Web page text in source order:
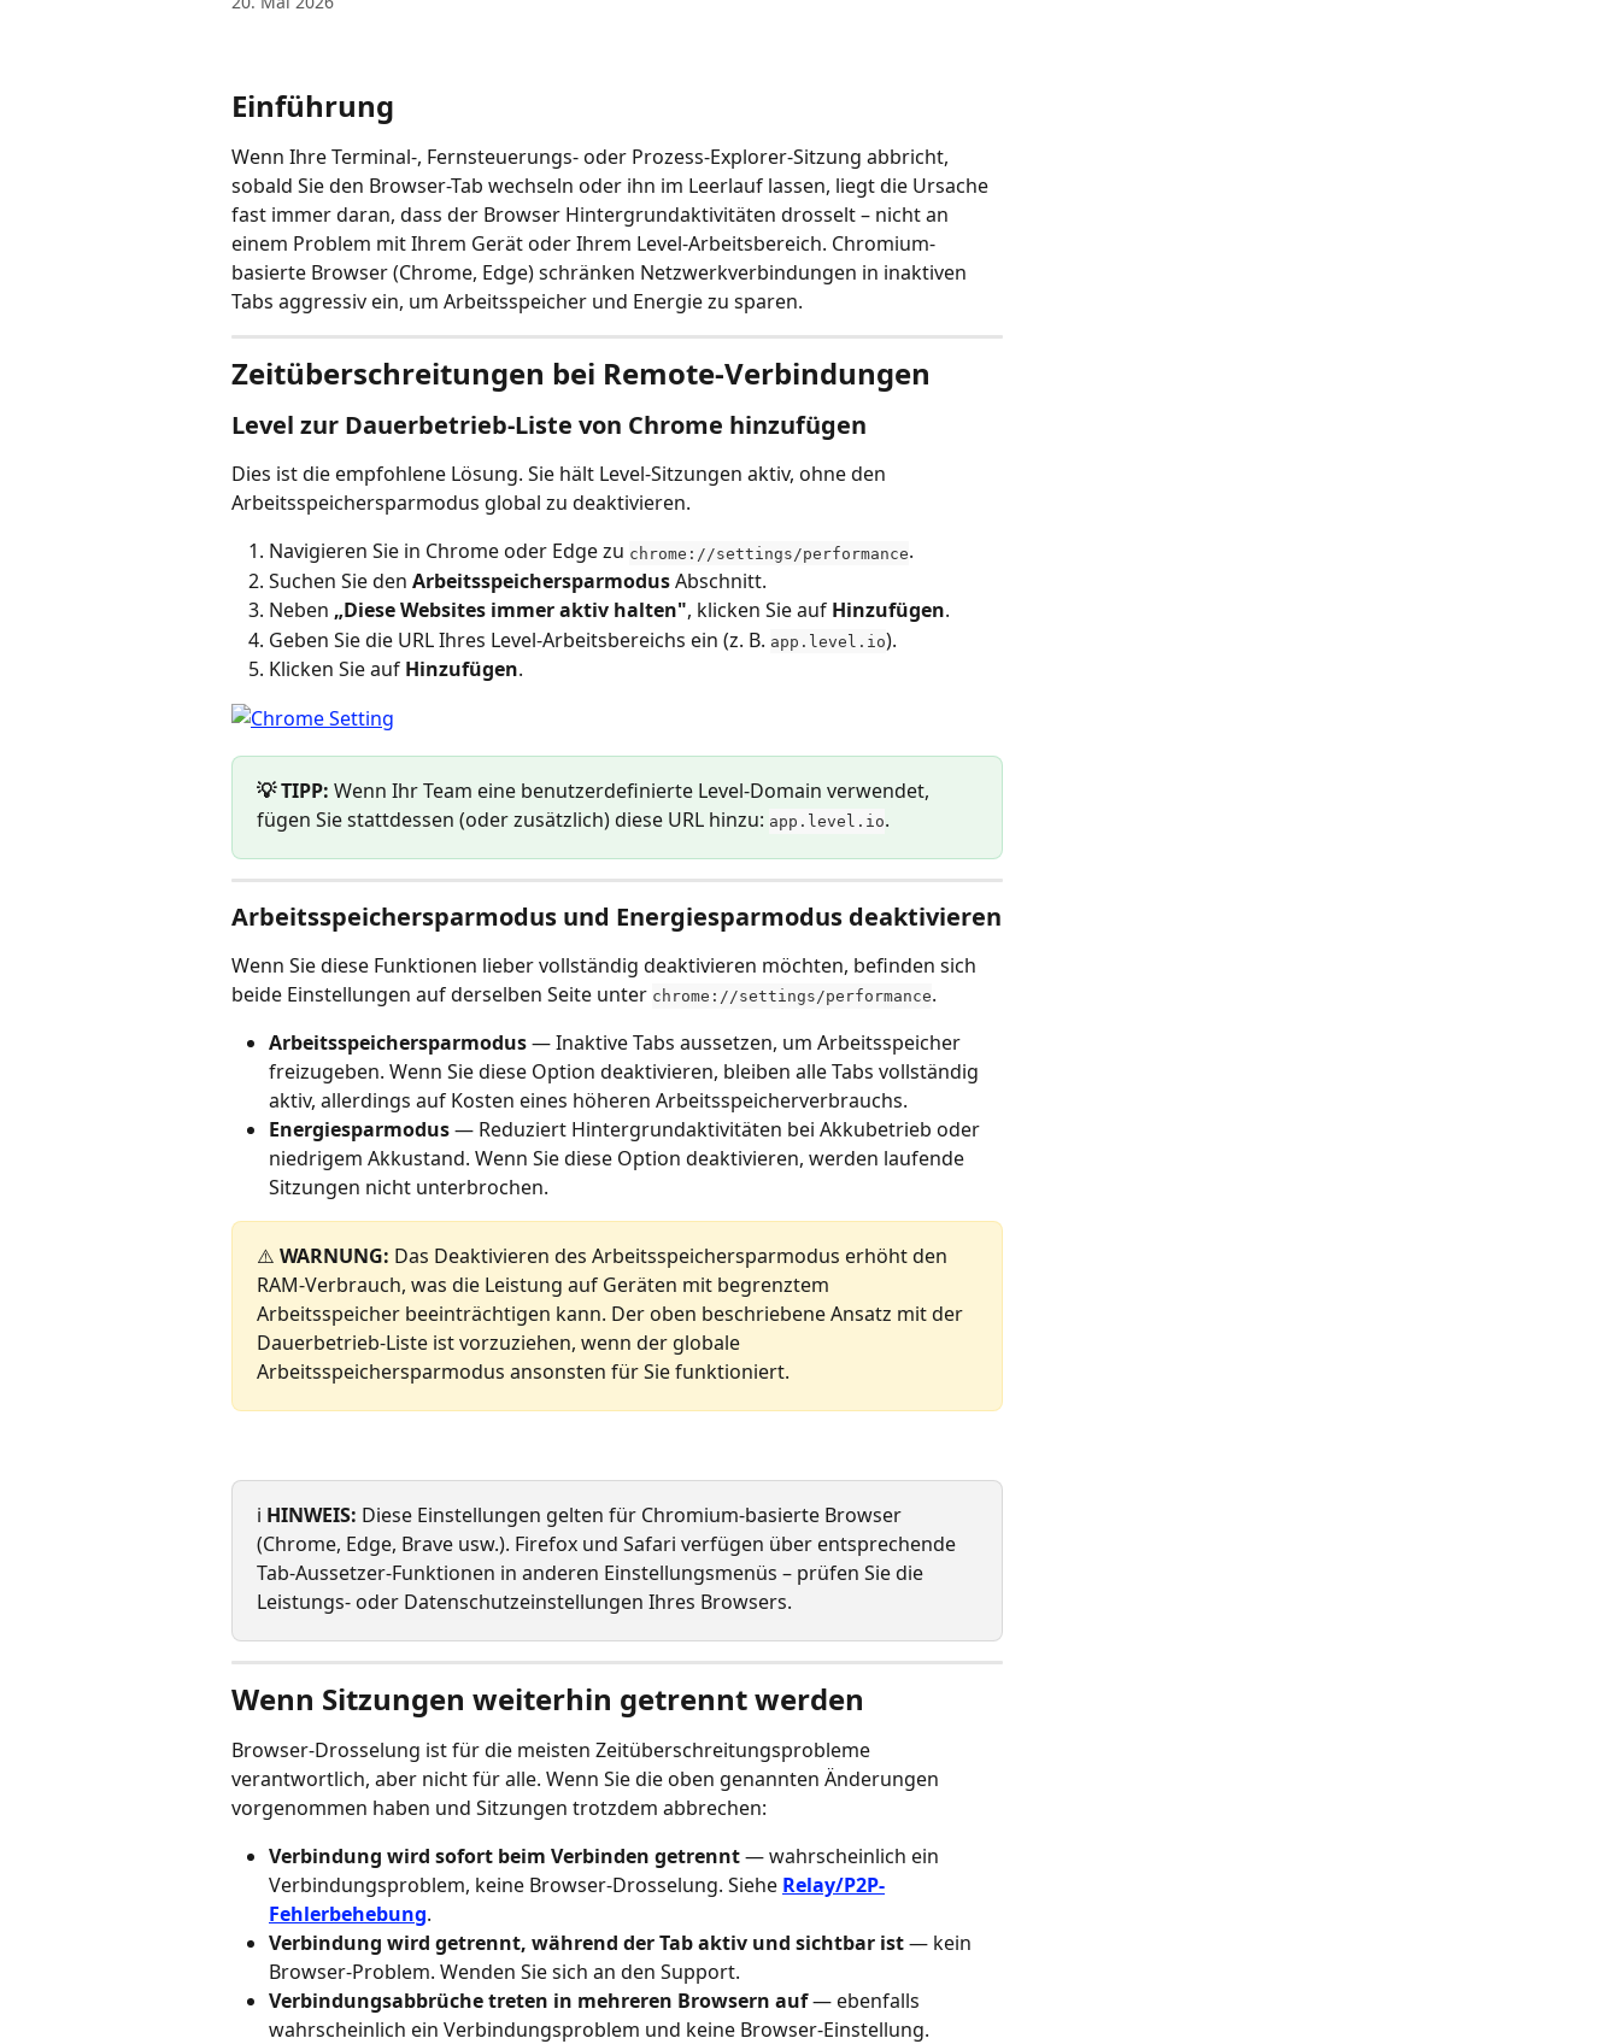
Einführung
Wenn Ihre Terminal-, Fernsteuerungs- oder Prozess-Explorer-Sitzung abbricht,
sobald Sie den Browser-Tab wechseln oder ihn im Leerlauf lassen, liegt die Ursache
fast immer daran, dass der Browser Hintergrundaktivitäten drosselt – nicht an
einem Problem mit Ihrem Gerät oder Ihrem Level-Arbeitsbereich. Chromium-
basierte Browser (Chrome, Edge) schränken Netzwerkverbindungen in inaktiven
Tabs aggressiv ein, um Arbeitsspeicher und Energie zu sparen.
Zeitüberschreitungen bei Remote-Verbindungen
Level zur Dauerbetrieb-Liste von Chrome hinzufügen
Dies ist die empfohlene Lösung. Sie hält Level-Sitzungen aktiv, ohne den
Arbeitsspeichersparmodus global zu deaktivieren.
Navigieren Sie in Chrome oder Edge zu chrome://settings/performance.
Suchen Sie den Arbeitsspeichersparmodus Abschnitt.
Neben „Diese Websites immer aktiv halten", klicken Sie auf Hinzufügen.
Geben Sie die URL Ihres Level-Arbeitsbereichs ein (z. B. app.level.io).
Klicken Sie auf Hinzufügen.
💡 TIPP: Wenn Ihr Team eine benutzerdefinierte Level-Domain verwendet,
fügen Sie stattdessen (oder zusätzlich) diese URL hinzu: app.level.io.
Arbeitsspeichersparmodus und Energiesparmodus deaktivieren
Wenn Sie diese Funktionen lieber vollständig deaktivieren möchten, befinden sich
beide Einstellungen auf derselben Seite unter chrome://settings/performance.
Arbeitsspeichersparmodus — Inaktive Tabs aussetzen, um Arbeitsspeicher
freizugeben. Wenn Sie diese Option deaktivieren, bleiben alle Tabs vollständig
aktiv, allerdings auf Kosten eines höheren Arbeitsspeicherverbrauchs.
Energiesparmodus — Reduziert Hintergrundaktivitäten bei Akkubetrieb oder
niedrigem Akkustand. Wenn Sie diese Option deaktivieren, werden laufende
Sitzungen nicht unterbrochen.
⚠️ WARNUNG: Das Deaktivieren des Arbeitsspeichersparmodus erhöht den
RAM-Verbrauch, was die Leistung auf Geräten mit begrenztem
Arbeitsspeicher beeinträchtigen kann. Der oben beschriebene Ansatz mit der
Dauerbetrieb-Liste ist vorzuziehen, wenn der globale
Arbeitsspeichersparmodus ansonsten für Sie funktioniert.
ℹ️ HINWEIS: Diese Einstellungen gelten für Chromium-basierte Browser
(Chrome, Edge, Brave usw.). Firefox und Safari verfügen über entsprechende
Tab-Aussetzer-Funktionen in anderen Einstellungsmenüs – prüfen Sie die
Leistungs- oder Datenschutzeinstellungen Ihres Browsers.
Wenn Sitzungen weiterhin getrennt werden
Browser-Drosselung ist für die meisten Zeitüberschreitungsprobleme
verantwortlich, aber nicht für alle. Wenn Sie die oben genannten Änderungen
vorgenommen haben und Sitzungen trotzdem abbrechen:
Verbindung wird sofort beim Verbinden getrennt — wahrscheinlich ein
Verbindungsproblem, keine Browser-Drosselung. Siehe Relay/P2P-
Fehlerbehebung.
Verbindung wird getrennt, während der Tab aktiv und sichtbar ist — kein
Browser-Problem. Wenden Sie sich an den Support.
Verbindungsabbrüche treten in mehreren Browsern auf — ebenfalls
wahrscheinlich ein Verbindungsproblem und keine Browser-Einstellung.